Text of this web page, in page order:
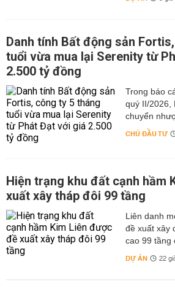
Danh tính Bất động sản
tuổi vừa mua lại Serenity từ
2.500 tỷ đồng
Trong báo
quý II/2026,
chuyển
CHỦ ĐẦU TƯ
Hiện trạng khu đất cạnh hầm
xuất xây tháp đôi 99 tầng
Liên danh
đề xuất xây
cao 99 tầng
DỰ ÁN 22